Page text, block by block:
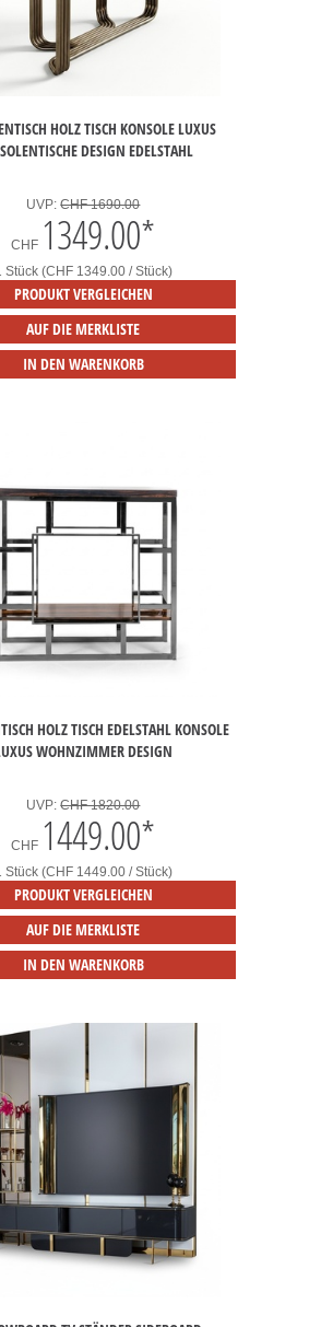
HOLZ TISCH KONSOLE LUXUS
DESIGN EDELSTAHL
UVP:CHF 1690.00
CHF 1349.00*
Stück (CHF 1349.00 / Stück)
PRODUKT VERGLEICHEN
AUF DIE MERKLISTE
IN DEN WARENKORB
HOLZ TISCH EDELSTAHL KONSOLE
WOHNZIMMER DESIGN
UVP:CHF 1820.00
CHF 1449.00*
Stück (CHF 1449.00 / Stück)
PRODUKT VERGLEICHEN
AUF DIE MERKLISTE
IN DEN WARENKORB